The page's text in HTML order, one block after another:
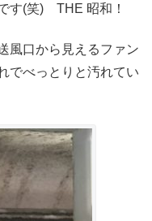
す(笑) THE 昭和！
風口から見えるファン
でべっとりと汚れてい